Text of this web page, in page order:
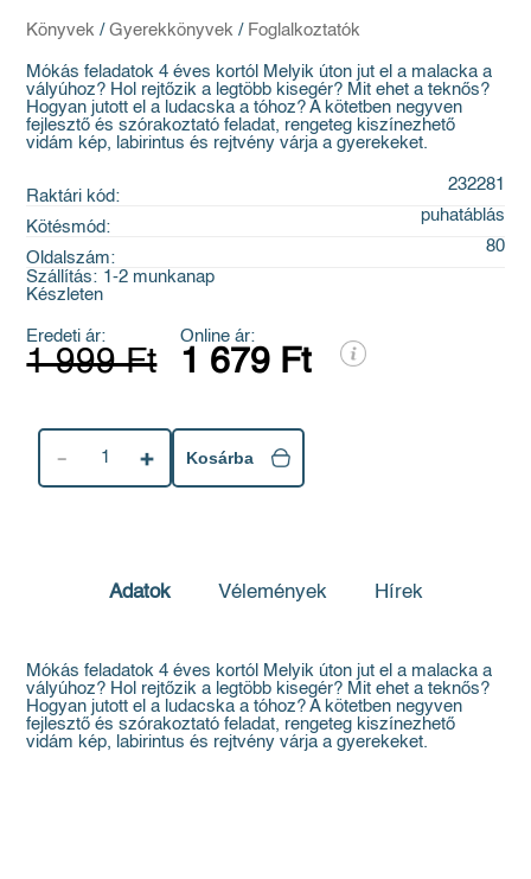
Könyvek / Gyerekkönyvek / Foglalkoztatók
Mókás feladatok 4 éves kortól Melyik úton jut el a malacka a
vályúhoz? Hol rejtőzik a legtöbb kisegér? Mit ehet a teknős?
Hogyan jutott el a ludacska a tóhoz? A kötetben negyven
fejlesztő és szórakoztató feladat, rengeteg kiszínezhető
vidám kép, labirintus és rejtvény várja a gyerekeket.
Raktári kód:
232281
Kötésmód:
puhatáblás
Oldalszám:
80
Szállítás: 1-2 munkanap
Készleten
Eredeti ár:
1 999 Ft
Online ár:
1 679 Ft
1 Kosárba
Adatok Vélemények Hírek
Mókás feladatok 4 éves kortól Melyik úton jut el a malacka a
vályúhoz? Hol rejtőzik a legtöbb kisegér? Mit ehet a teknős?
Hogyan jutott el a ludacska a tóhoz? A kötetben negyven
fejlesztő és szórakoztató feladat, rengeteg kiszínezhető
vidám kép, labirintus és rejtvény várja a gyerekeket.